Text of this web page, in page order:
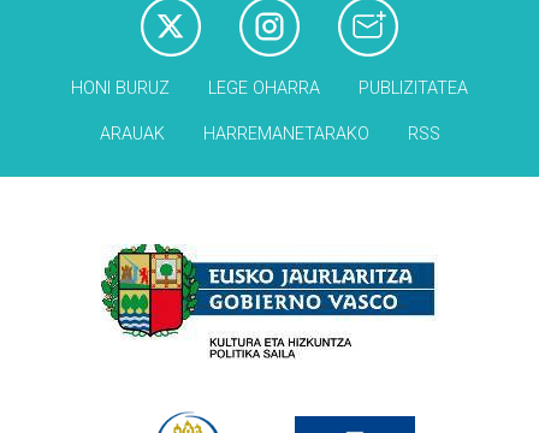
HONI BURUZ LEGE OHARRA PUBLIZITATEA
ARAUAK HARREMANETARAKO RSS